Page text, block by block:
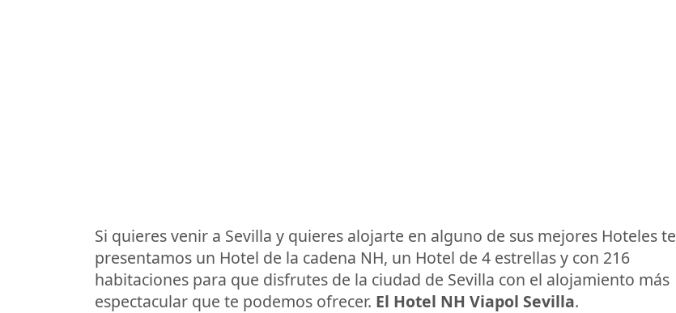
Si quieres venir a Sevilla y quieres alojarte en alguno de sus mejores Hoteles te
presentamos un Hotel de la cadena NH, un Hotel de 4 estrellas y con 216
habitaciones para que disfrutes de la ciudad de Sevilla con el alojamiento más
espectacular que te podemos ofrecer. El Hotel NH Viapol Sevilla.